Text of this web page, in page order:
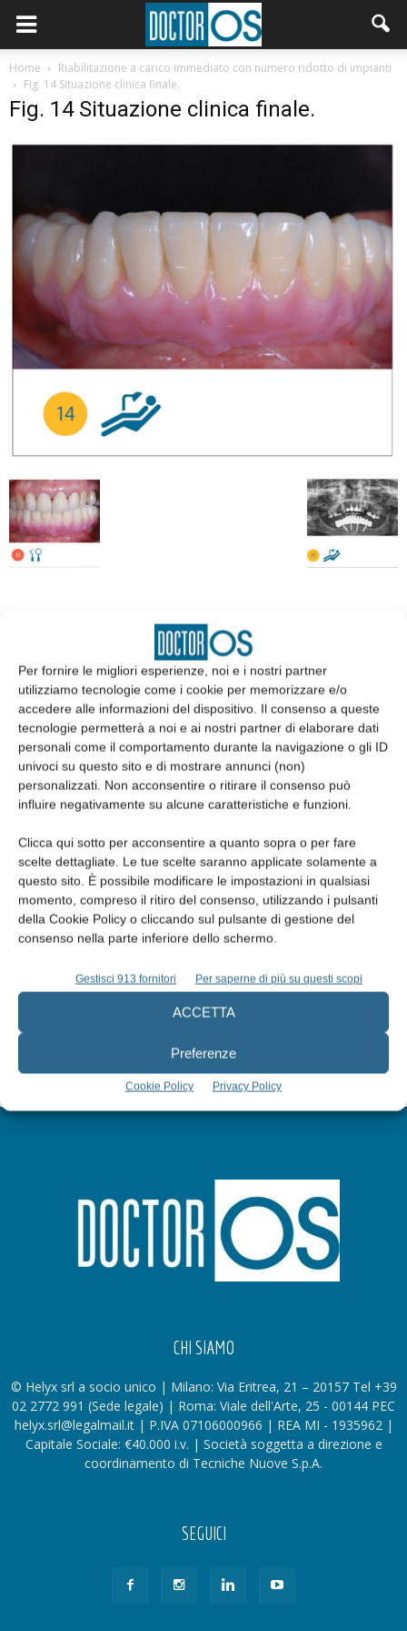
Per fornire le migliori esperienze, noi e i nostri partner
utilizziamo tecnologie come i cookie per memorizzare e/o
accedere alle informazioni del dispositivo. Il consenso a queste
tecnologie permetterà a noi e ai nostri partner di elaborare dati
personali come il comportamento durante la navigazione o gli ID
univoci su questo sito e di mostrare annunci (non)
personalizzati. Non acconsentire o ritirare il consenso può
influire negativamente su alcune caratteristiche e funzioni.
Clicca qui sotto per acconsentire a quanto sopra o per fare
scelte dettagliate. Le tue scelte saranno applicate solamente a
questo sito. È possibile modificare le impostazioni in qualsiasi
momento, compreso il ritiro del consenso, utilizzando i pulsanti
della Cookie Policy o cliccando sul pulsante di gestione del
consenso nella parte inferiore dello schermo.
Gestisci 913 fornitori Per saperne di più su questi scopi
ACCETTA
Preferenze
Cookie Policy Privacy Policy
Home
Riabilitazione a carico immediato con numero ridotto di impianti
Fig. 14 Situazione clinica finale.
Fig. 14 Situazione clinica finale.
Edicola web
CHI SIAMO
© Helyx srl a socio unico | Milano: Via Eritrea, 21 – 20157 Tel +39
02 2772 991 (Sede legale) | Roma: Viale dell'Arte, 25 - 00144 PEC
helyx.srl@legalmail.it | P.IVA 07106000966 | REA MI - 1935962 |
Capitale Sociale: €40.000 i.v. | Società soggetta a direzione e
coordinamento di Tecniche Nuove S.p.A.
SEGUICI